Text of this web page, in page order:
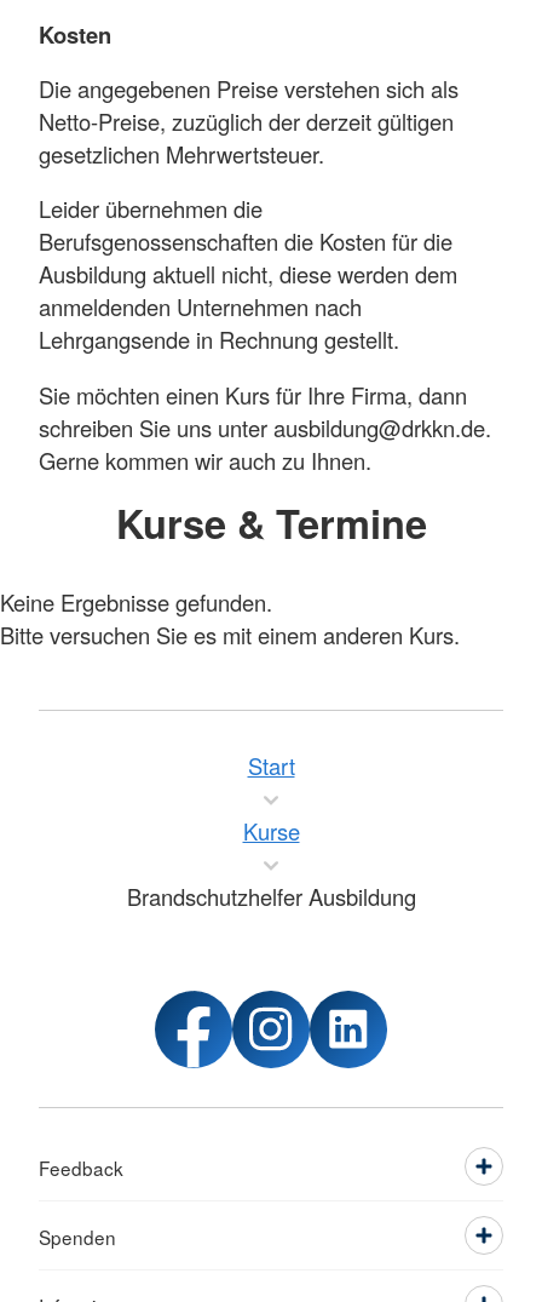
Kosten
Die angegebenen Preise verstehen sich als
Netto-Preise, zuzüglich der derzeit gültigen
gesetzlichen Mehrwertsteuer.
Leider übernehmen die
Berufsgenossenschaften die Kosten für die
Ausbildung aktuell nicht, diese werden dem
anmeldenden Unternehmen nach
Lehrgangsende in Rechnung gestellt.
Sie möchten einen Kurs für Ihre Firma, dann
schreiben Sie uns unter ausbildung@drkkn.de.
Gerne kommen wir auch zu Ihnen.
Kurse & Termine
Keine Ergebnisse gefunden.
Bitte versuchen Sie es mit einem anderen Kurs.
Start
Kurse
Brandschutzhelfer Ausbildung
Feedback
Spenden